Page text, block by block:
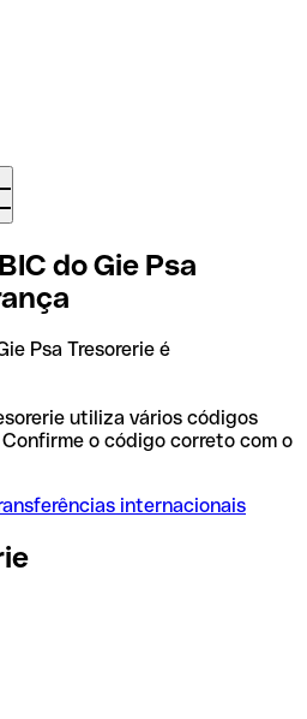
do Gie Psa
Psa Tresorerie é
utiliza vários códigos
o código correto com o
internacionais